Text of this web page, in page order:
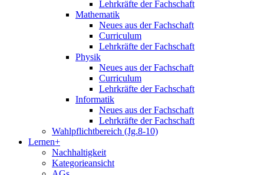
Lehrkräfte der Fachschaft
Mathematik
Neues aus der Fachschaft
Curriculum
Lehrkräfte der Fachschaft
Physik
Neues aus der Fachschaft
Curriculum
Lehrkräfte der Fachschaft
Informatik
Neues aus der Fachschaft
Lehrkräfte der Fachschaft
Wahlpflichtbereich (Jg.8-10)
Lernen+
Nachhaltigkeit
Kategorieansicht